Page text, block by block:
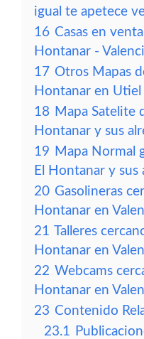
igual te apetece
16 Casas en
Hontanar -
17 Otros Mapas
Hontanar en Utiel
18 Mapa Satelite
Hontanar y sus
19 Mapa Normal
El Hontanar y sus
20 Gasolineras
Hontanar en
21 Talleres
Hontanar en
22 Webcams
Hontanar en
23 Contenido
23.1